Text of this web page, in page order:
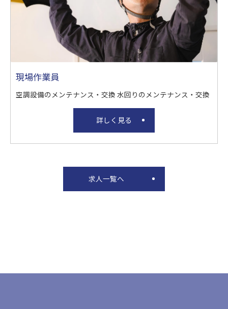
現場作業員
空調設備のメンテナンス・交換 水回りのメンテナンス・交換
詳しく見る
求人一覧へ